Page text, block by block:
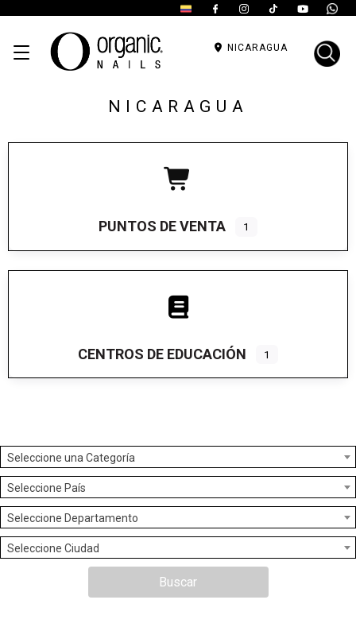
NICARAGUA
NICARAGUA
PUNTOS DE VENTA 1
CENTROS DE EDUCACIÓN 1
Seleccione una Categoría
Seleccione País
Seleccione Departamento
Seleccione Ciudad
Buscar